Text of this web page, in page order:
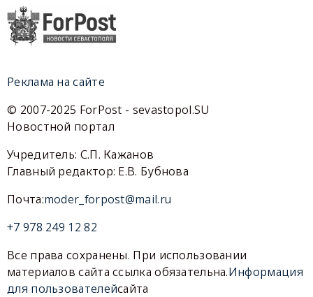
Реклама на сайте
© 2007-2025 ForPost - sevastopol.SU
Новостной портал
Учредитель: С.П. Кажанов
Главный редактор: Е.В. Бубнова
Почта:moder_forpost@mail.ru
+7 978 249 12 82
Все права сохранены. При использовании
материалов сайта ссылка обязательна.Информация
для пользователейсайта